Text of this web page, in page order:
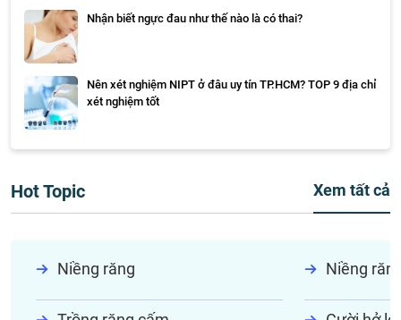
Nhận biết ngực đau như thế nào là có thai?
Nên xét nghiệm NIPT ở đâu uy tín TP.HCM? TOP 9 địa chỉ
xét nghiệm tốt
Hot Topic Xem tất cả
Niềng răng Niềng